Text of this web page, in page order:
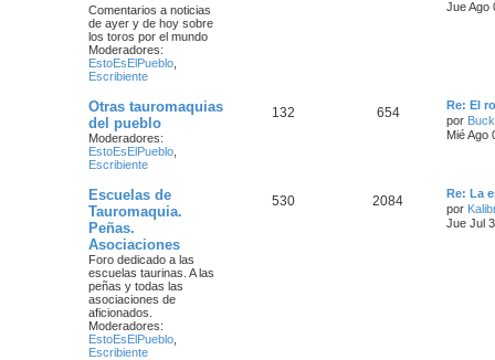
Comentarios a noticias
de ayer y de hoy sobre
los toros por el mundo
Moderadores:
EstoEsElPueblo
Escribiente
Jue Ago
Otras tauromaquias
del pueblo
Moderadores:
EstoEsElPueblo
Escribiente
132 654
Re: El
por
Mié Ago
Escuelas de
Tauromaquia.
Peñas.
Asociaciones
Foro dedicado a las
escuelas taurinas. A las
peñas y todas las
asociaciones de
aficionados.
Moderadores:
EstoEsElPueblo
Escribiente
530 2084
Re: La
por
Jue Jul